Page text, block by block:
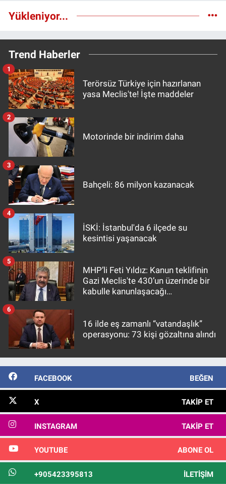
Yükleniyor...
Trend Haberler
Terörsüz Türkiye için hazırlanan
yasa Meclis'te! İşte maddeler
1
Motorinde bir indirim daha
2
Bahçeli: 86 milyon kazanacak
3
İSKİ: İstanbul'da 6 ilçede su
kesintisi yaşanacak
4
MHP’li Feti Yıldız: Kanun teklifinin
Gazi Meclis'te 430’un üzerinde bir
kabulle kanunlaşacağı
5
16 ilde eş zamanlı “vatandaşlık”
operasyonu: 73 kişi gözaltına alındı
6
FACEBOOK BEĞEN
X TAKIP ET
INSTAGRAM TAKIP ET
YOUTUBE ABONE OL
+905423395813 İLETIŞIM